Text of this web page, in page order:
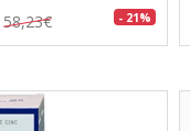
58,23€ - 21%